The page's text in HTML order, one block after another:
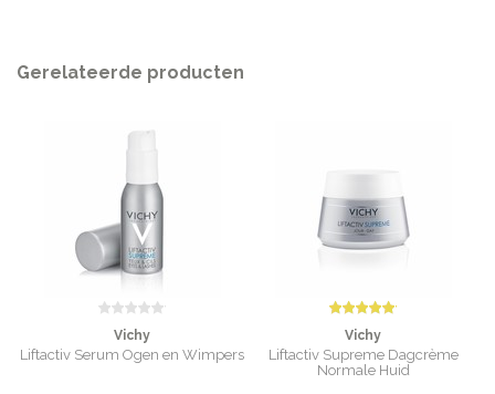
Gerelateerde producten
Vichy
Liftactiv Serum Ogen en Wimpers
Vichy
Liftactiv Supreme Dagcrème
Normale Huid